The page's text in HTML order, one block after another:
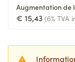
Augmentation de
€ 15,43 (6% TVA